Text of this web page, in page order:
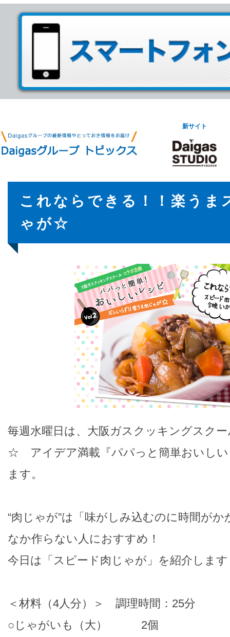
新サイト
これならできる！！楽うま
ゃが☆
毎週水曜日は、大阪ガスクッキングスク
☆ アイデア満載『パパっと簡単おいしい
ます。
“肉じゃが”は「味がしみ込むのに時間が
なか作らない人におすすめ！
今日は「スピード肉じゃが」を紹介しま
＜材料（4人分）＞ 調理時間：25分
○じゃがいも（大） 2個